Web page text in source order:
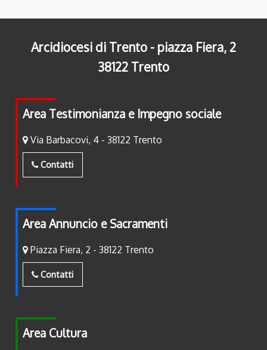
Arcidiocesi di Trento - piazza Fiera, 2
38122 Trento
Area Testimonianza e Impegno sociale
Via Barbacovi, 4 - 38122 Trento
Contatti
Area Annuncio e Sacramenti
Piazza Fiera, 2 - 38122 Trento
Contatti
Area Cultura